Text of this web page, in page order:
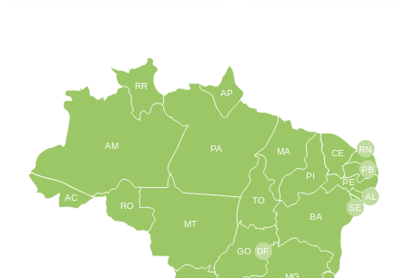
TO
BA
SE
PE
AL
RN
CE
PI
MA
AP
PA
RR
AM
AC
RO
MT
GO DF
PB